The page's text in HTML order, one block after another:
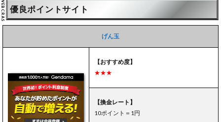
優良ポイントサイト
げん玉
【おすすめ度】
★★★
【換金レート】
10ポイント＝1円